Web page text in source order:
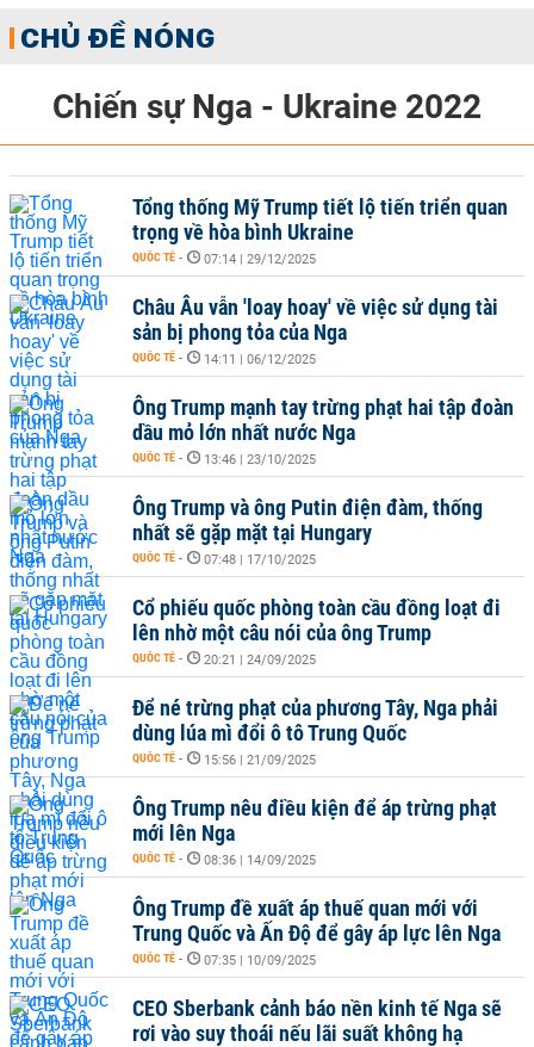
CHỦ ĐỀ NÓNG
Chiến sự Nga - Ukraine 2022
Tổng thống Mỹ Trump tiết lộ tiến triển quan
trọng về hòa bình Ukraine
QUỐC TẾ - 07:14 | 29/12/2025
Châu Âu vẫn 'loay hoay' về việc sử dụng tài
sản bị phong tỏa của Nga
QUỐC TẾ - 14:11 | 06/12/2025
Ông Trump mạnh tay trừng phạt hai tập đoàn
dầu mỏ lớn nhất nước Nga
QUỐC TẾ - 13:46 | 23/10/2025
Ông Trump và ông Putin điện đàm, thống
nhất sẽ gặp mặt tại Hungary
QUỐC TẾ - 07:48 | 17/10/2025
Cổ phiếu quốc phòng toàn cầu đồng loạt đi
lên nhờ một câu nói của ông Trump
QUỐC TẾ - 20:21 | 24/09/2025
Để né trừng phạt của phương Tây, Nga phải
dùng lúa mì đổi ô tô Trung Quốc
QUỐC TẾ - 15:56 | 21/09/2025
Ông Trump nêu điều kiện để áp trừng phạt
mới lên Nga
QUỐC TẾ - 08:36 | 14/09/2025
Ông Trump đề xuất áp thuế quan mới với
Trung Quốc và Ấn Độ để gây áp lực lên Nga
QUỐC TẾ - 07:35 | 10/09/2025
CEO Sberbank cảnh báo nền kinh tế Nga sẽ
rơi vào suy thoái nếu lãi suất không hạ